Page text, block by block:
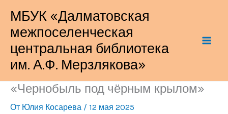
содержимому
МБУК «Далматовская
межпоселенческая
центральная библиотека
им. А.Ф. Мерзлякова»
«Чернобыль под чёрным крылом»
От Юлия Косарева / 12 мая 2025